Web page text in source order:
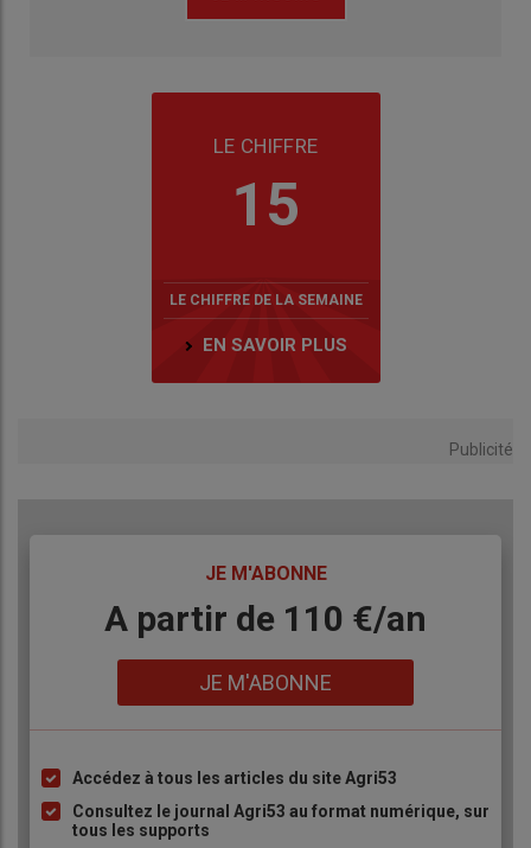
LE CHIFFRE
15
LE CHIFFRE DE LA SEMAINE
EN SAVOIR PLUS
Publicité
JE M'ABONNE
BodyA partir de 110 €/an
JE M'ABONNE
Liste
à
puce
Accédez à tous les articles du site Agri53
Consultez le journal Agri53 au format numérique, sur
tous les supports